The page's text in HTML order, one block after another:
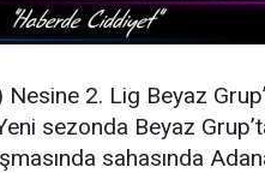
2. Lig Beyaz
sezonda Beyaz
sahasında